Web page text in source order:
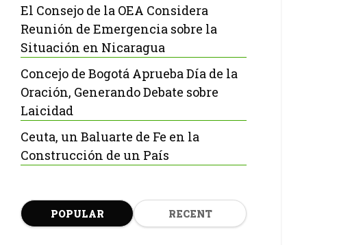
El Consejo de la OEA Considera
Reunión de Emergencia sobre la
Situación en Nicaragua
Concejo de Bogotá Aprueba Día de la
Oración, Generando Debate sobre
Laicidad
Ceuta, un Baluarte de Fe en la
Construcción de un País
POPULAR RECENT